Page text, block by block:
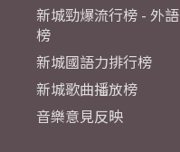
新城勁爆流行榜 - 外語
榜
新城國語力排行榜
新城歌曲播放榜
音樂意見反映